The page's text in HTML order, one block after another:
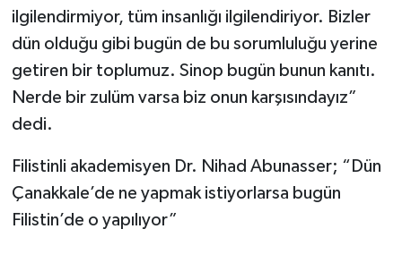
ilgilendirmiyor, tüm insanlığı ilgilendiriyor. Bizler
dün olduğu gibi bugün de bu sorumluluğu yerine
getiren bir toplumuz. Sinop bugün bunun kanıtı.
Nerde bir zulüm varsa biz onun karşısındayız”
dedi.
Filistinli akademisyen Dr. Nihad Abunasser; “Dün
Çanakkale’de ne yapmak istiyorlarsa bugün
Filistin’de o yapılıyor”